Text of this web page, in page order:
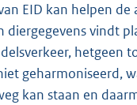
EID kan helpen de
vindt
hetgeen
geharmoniseerd,
kan staan en